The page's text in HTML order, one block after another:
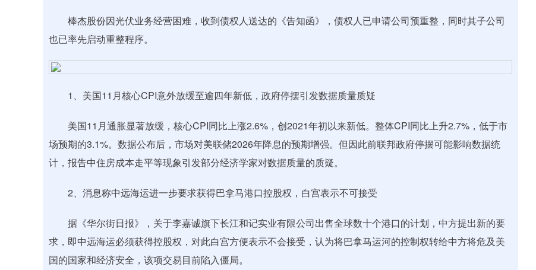
棒杰股份因光伏业务经营困难，收到债权人送达的《告知函》，债权人已申请公司预重整，同时其子公司
也已率先启动重整程序。
1、美国11月核心CPI意外放缓至逾四年新低，政府停摆引发数据质量质疑
美国11月通胀显著放缓，核心CPI同比上涨2.6%，创2021年初以来新低。整体CPI同比上升2.7%，低于市
场预期的3.1%。数据公布后，市场对美联储2026年降息的预期增强。但因此前联邦政府停摆可能影响数据统
计，报告中住房成本走平等现象引发部分经济学家对数据质量的质疑。
2、消息称中远海运进一步要求获得巴拿马港口控股权，白宫表示不可接受
据《华尔街日报》，关于李嘉诚旗下长江和记实业有限公司出售全球数十个港口的计划，中方提出新的要
求，即中远海运必须获得控股权，对此白宫方便表示不会接受，认为将巴拿马运河的控制权转给中方将危及美
国的国家和经济安全，该项交易目前陷入僵局。